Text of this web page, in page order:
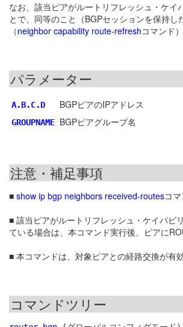
なお、該当ピアがルートリフレッシュ・ケ
とで、同等のこと（BGPセッションを保持
（neighbor capability route-refreshコマンド）
パラメーター
A.B.C.D BGPピアのIPアドレス
GROUPNAME BGPピアグループ名
注意・補足事項
■ show ip bgp neighbors received-routesコ
■ 該当ピアがルートリフレッシュ・ケイパビ
ている場合は、本コマンド実行後、ピアに
■ 本コマンドは、対象ピアとの経路交換が有
コマンドツリー